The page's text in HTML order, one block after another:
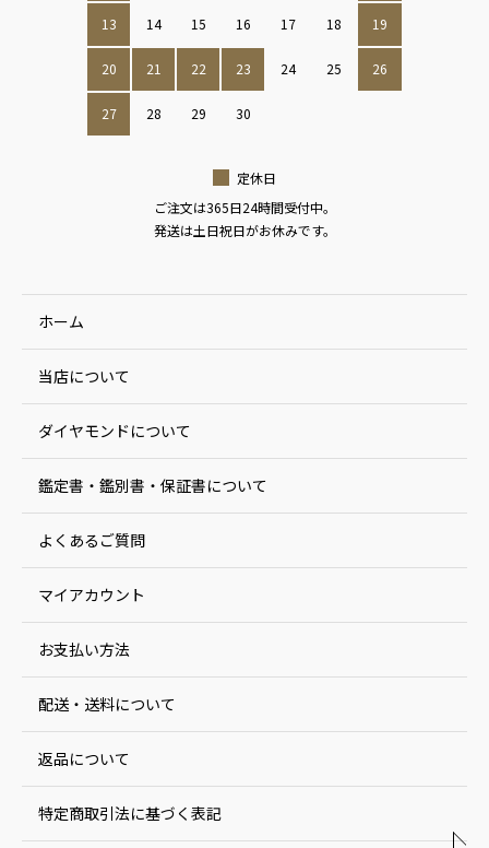
13 14 15 16 17 18 19
20 21 22 23 24 25 26
27 28 29 30
定休日
ご注文は365日24時間受付中。
発送は土日祝日がお休みです。
ホーム
当店について
ダイヤモンドについて
鑑定書・鑑別書・保証書について
よくあるご質問
マイアカウント
お支払い方法
配送・送料について
返品について
特定商取引法に基づく表記